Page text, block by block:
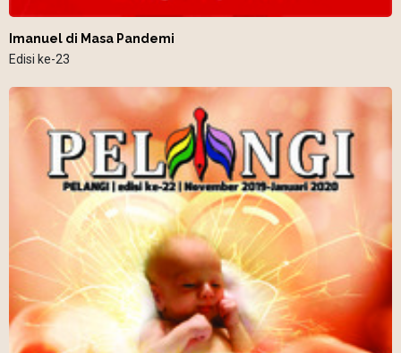
Imanuel di Masa Pandemi
Edisi ke-23